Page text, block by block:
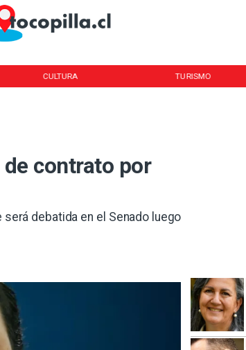
CULTURA TURISMO
contrato por
debatida en el Senado luego